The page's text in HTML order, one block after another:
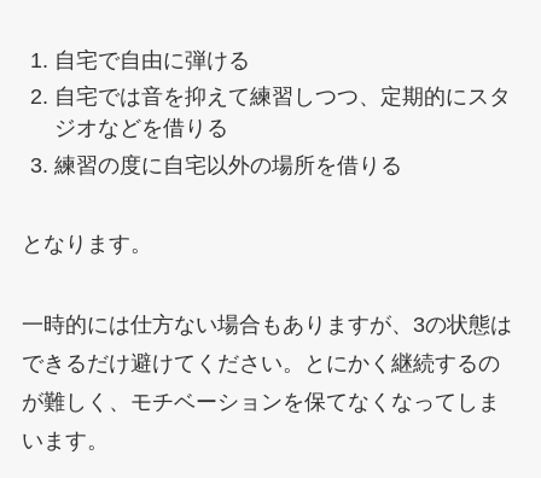
自宅で自由に弾ける
自宅では音を抑えて練習しつつ、定期的にスタ
ジオなどを借りる
練習の度に自宅以外の場所を借りる
となります。
一時的には仕方ない場合もありますが、3の状態は
できるだけ避けてください。とにかく継続するの
が難しく、モチベーションを保てなくなってしま
います。